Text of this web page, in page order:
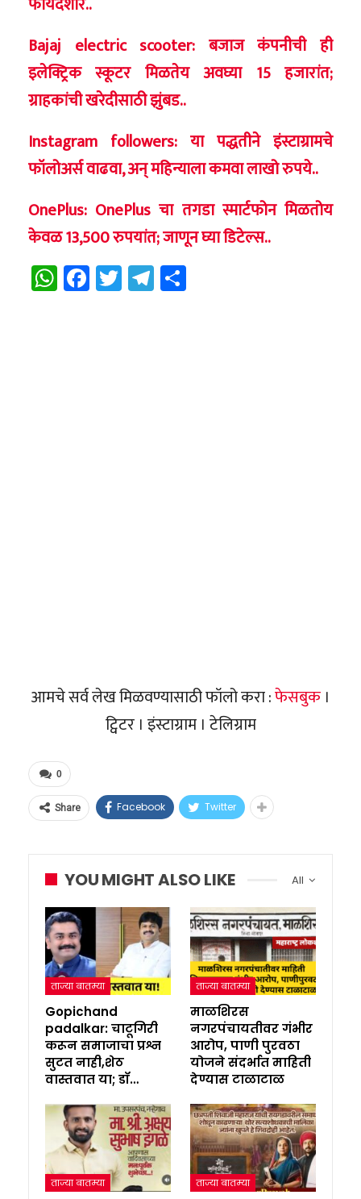
Bajaj electric scooter: बजाज कंपनीची ही
इलेक्ट्रिक स्कूटर मिळतेय अवघ्या 15 हजारांत;
ग्राहकांची खरेदीसाठी झुंबड..
Instagram followers: या पद्धतीने इंस्टाग्रामचे
फॉलोअर्स वाढवा, अन् महिन्याला कमवा लाखो रुपये..
OnePlus: OnePlus चा तगडा स्मार्टफोन मिळतोय
केवळ 13,500 रुपयांत; जाणून घ्या डिटेल्स..
WhatsApp
Facebook
TwitterTelegram
आमचे सर्व लेख मिळवण्यासाठी फॉलो करा :फेसबुक ।
ट्विटर । इंस्टाग्राम । टेलिग्राम
0
Share Facebook Twitter
All
YOU MIGHT ALSO LIKE
ताज्या बातम्या
Gopichand
padalkar: चाटूगिरी
करून समाजाचा प्रश्न
सुटत नाही,शेठ
वास्तवात या; डॉ…
ताज्या बातम्या
माळशिरस
नगरपंचायतीवर गंभीर
आरोप, पाणी पुरवठा
योजने संदर्भात माहिती
देण्यास टाळाटाळ
ताज्या बातम्या ताज्या बातम्या